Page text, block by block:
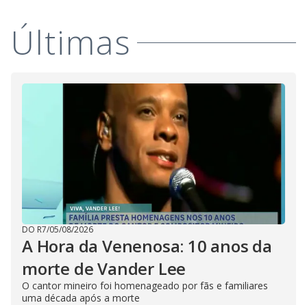
Últimas
DO R7/05/08/2026
A Hora da Venenosa: 10 anos da
morte de Vander Lee
O cantor mineiro foi homenageado por fãs e familiares
uma década após a morte